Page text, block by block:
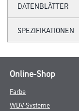
DATENBLÄTTER
SPEZIFIKATIONEN
Online-Shop
Farbe
WDV-Systeme